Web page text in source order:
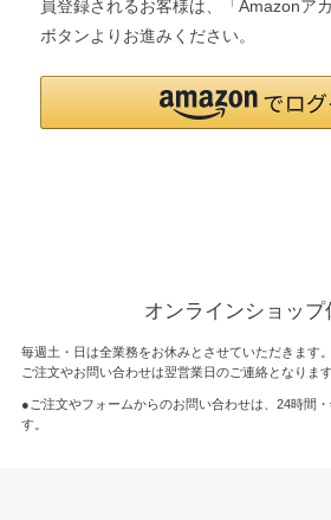
員登録されるお客様は、「Amazonア
ボタンよりお進みください。
オンラインショップ
毎週土・日は全業務をお休みとさせていただきます
ご注文やお問い合わせは翌営業日のご連絡となります
●ご注文やフォームからのお問い合わせは、 24時間
す。